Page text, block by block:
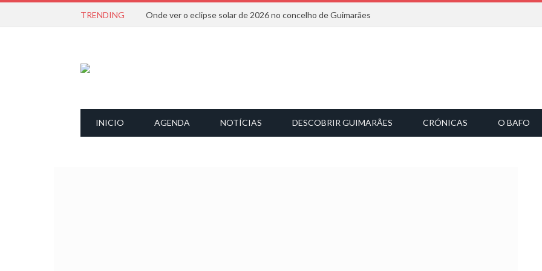
TRENDING Onde ver o eclipse solar de 2026 no concelho de Guimarães
INICIO AGENDA NOTÍCIAS DESCOBRIR GUIMARÃES CRÓNICAS O BAFO